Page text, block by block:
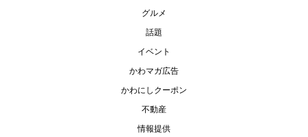
グルメ
話題
イベント
かわマガ広告
かわにしクーポン
不動産
情報提供